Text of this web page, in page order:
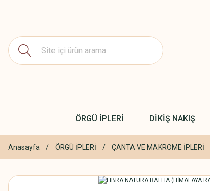
ÖRGÜ İPLERİ DİKİŞ NAKIŞ
Anasayfa ÖRGÜ İPLERİ ÇANTA VE MAKROME İPLERİ